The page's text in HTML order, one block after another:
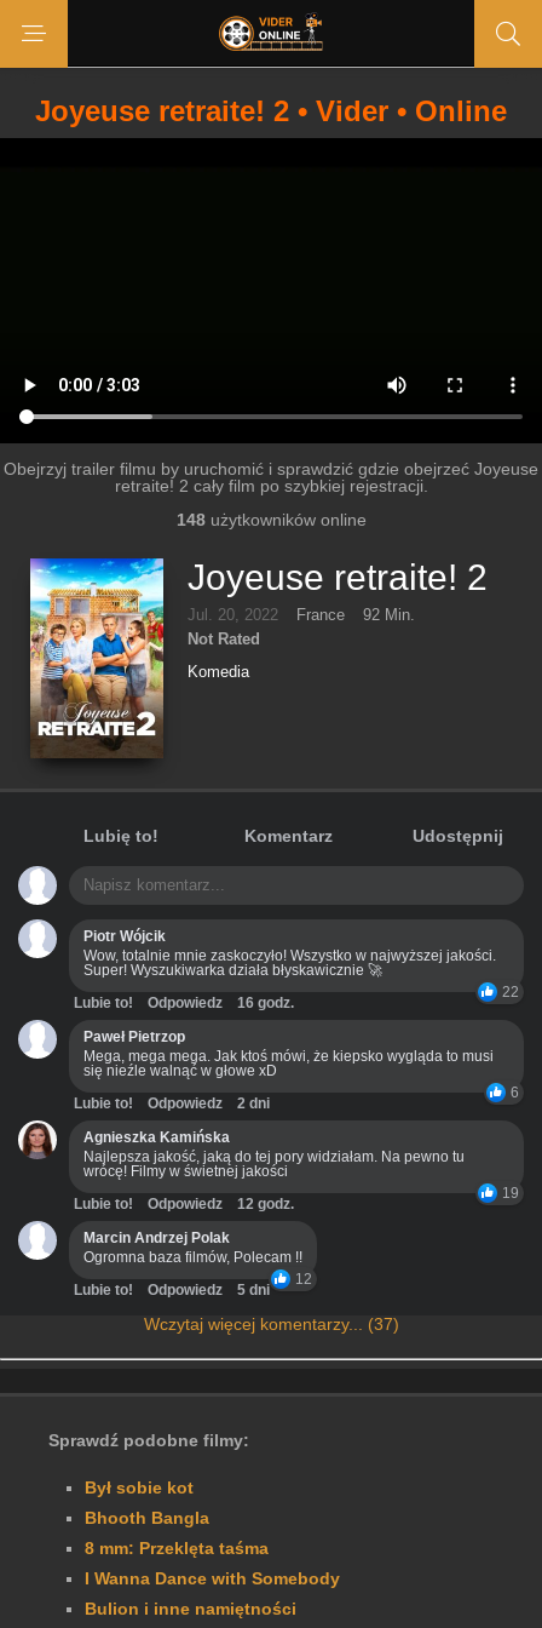
Joyeuse retraite! 2 • Vider • Online
Obejrzyj trailer filmu by uruchomić i sprawdzić gdzie obejrzeć Joyeuse
retraite! 2 cały film po szybkiej rejestracji.
148użytkowników online
Joyeuse retraite! 2
Jul. 20, 2022 France
92 Min.
Not Rated
Komedia
Lubię to! Komentarz Udostępnij
Piotr Wójcik
Wow, totalnie mnie zaskoczyło! Wszystko w najwyższej jakości.
Super! Wyszukiwarka działa błyskawicznie 🚀
22
Lubie to! Odpowiedz
16 godz.
Paweł Pietrzop
Mega, mega mega. Jak ktoś mówi, że kiepsko wygląda to musi
się nieźle walnąć w głowe xD
6
Lubie to! Odpowiedz
2 dni
Agnieszka Kamińska
Najlepsza jakość, jaką do tej pory widziałam. Na pewno tu
wrócę! Filmy w świetnej jakości
19
Lubie to! Odpowiedz
12 godz.
Marcin Andrzej Polak
Ogromna baza filmów, Polecam !!
12
Lubie to! Odpowiedz 5 dni
Wczytaj więcej komentarzy... (37)
Sprawdź podobne filmy:
Był sobie kot
Bhooth Bangla
8 mm: Przeklęta taśma
I Wanna Dance with Somebody
Bulion i inne namiętności